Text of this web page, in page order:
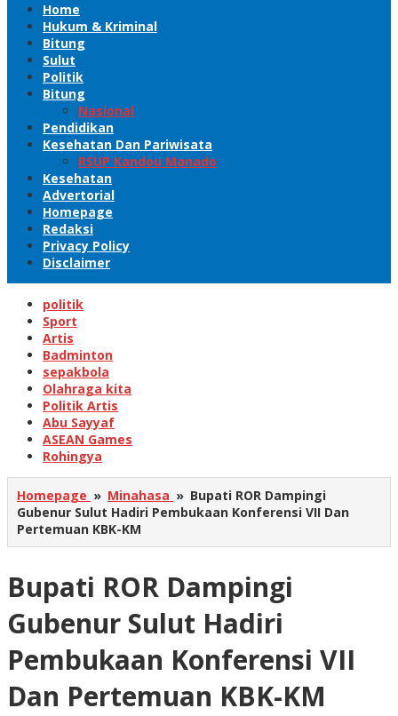
Home
Hukum & Kriminal
Bitung
Sulut
Politik
Bitung
Nasional
Pendidikan
Kesehatan Dan Pariwisata
RSUP Kandou Manado
Kesehatan
Advertorial
Homepage
Redaksi
Privacy Policy
Disclaimer
politik
Sport
Artis
Badminton
sepakbola
Olahraga kita
Politik Artis
Abu Sayyaf
ASEAN Games
Rohingya
Homepage » Minahasa » Bupati ROR Dampingi
Gubenur Sulut Hadiri Pembukaan Konferensi VII Dan
Pertemuan KBK-KM
Bupati ROR Dampingi
Gubenur Sulut Hadiri
Pembukaan Konferensi VII
Dan Pertemuan KBK-KM